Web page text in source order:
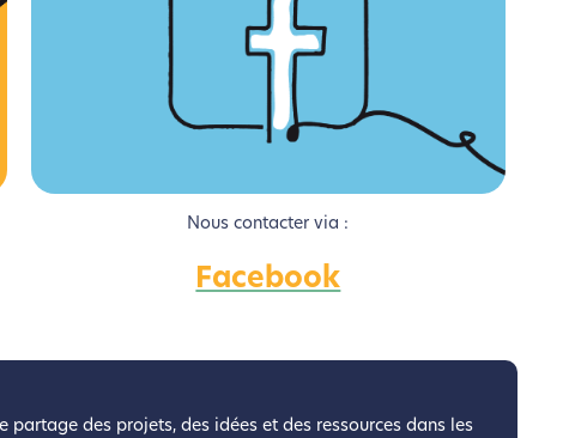
!
à votre navigation, vous pouvez
Nous contacter via :
Facebook
partage des projets, des idées et des ressources dans les